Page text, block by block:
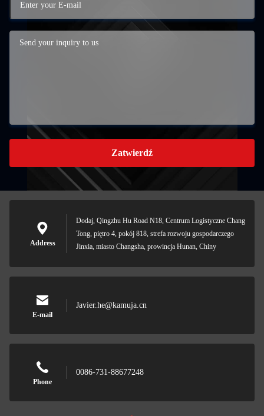
Zatwierdź
Address
Dodaj, Qingzhu Hu Road N18, Centrum Logistyczne Chang
Tong, piętro 4, pokój 818, strefa rozwoju gospodarczego
Jinxia, miasto Changsha, prowincja Hunan, Chiny
E-mail
Javier.he@kamuja.cn
Phone
0086-731-88677248